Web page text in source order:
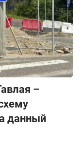
–
данный